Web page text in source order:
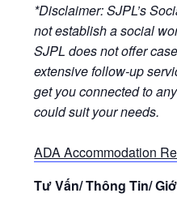
*Disclaimer: SJPL’s
not establish a social
SJPL does not offer
extensive follow-up
get you connected to
could suit your needs.
ADA Accommodation
Tư Vấn/ Thông Tin/